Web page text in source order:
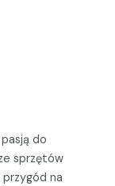
do
sprzętów
na